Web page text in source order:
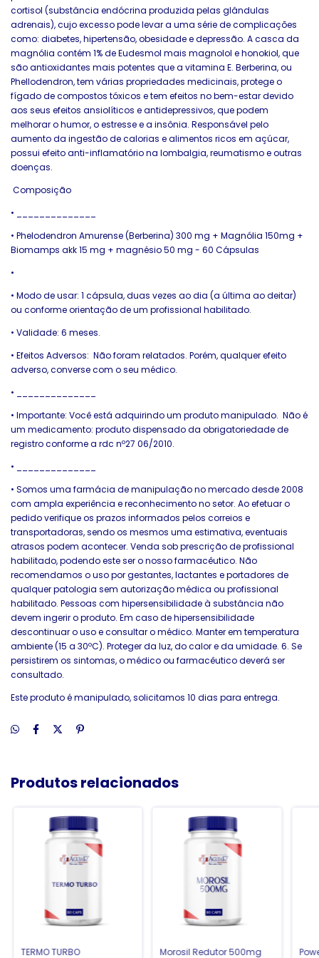
cortisol (substância endócrina produzida pelas glândulas
adrenais), cujo excesso pode levar a uma série de complicações
como: diabetes, hipertensão, obesidade e depressão. A casca da
magnólia contém 1% de Eudesmol mais magnolol e honokiol, que
são antioxidantes mais potentes que a vitamina E. Berberina, ou
Phellodendron, tem várias propriedades medicinais, protege o
fígado de compostos tóxicos e tem efeitos no bem-estar devido
aos seus efeitos ansiolíticos e antidepressivos, que podem
melhorar o humor, o estresse e a insônia. Responsável pelo
aumento da ingestão de calorias e alimentos ricos em açúcar,
possui efeito anti-inflamatório na lombalgia, reumatismo e outras
doenças.
Composição
•
• Phelodendron Amurense (Berberina) 300 mg + Magnólia 150mg +
Biomamps akk 15 mg + magnésio 50 mg - 60 Cápsulas
•
• Modo de usar: 1 cápsula, duas vezes ao dia (a última ao deitar)
ou conforme orientação de um profissional habilitado.
• Validade: 6 meses.
• Efeitos Adversos: Não foram relatados. Porém, qualquer efeito
adverso, converse com o seu médico.
•
• Importante: Você está adquirindo um produto manipulado. Não é
um medicamento: produto dispensado da obrigatoriedade de
registro conforme a rdc nº27 06/2010.
•
• Somos uma farmácia de manipulação no mercado desde 2008
com ampla experiência e reconhecimento no setor. Ao efetuar o
pedido verifique os prazos informados pelos correios e
transportadoras, sendo os mesmos uma estimativa, eventuais
atrasos podem acontecer. Venda sob prescrição de profissional
habilitado, podendo este ser o nosso farmacêutico. Não
recomendamos o uso por gestantes, lactantes e portadores de
qualquer patologia sem autorização médica ou profissional
habilitado. Pessoas com hipersensibilidade à substância não
devem ingerir o produto. Em caso de hipersensibilidade
descontinuar o uso e consultar o médico. Manter em temperatura
ambiente (15 a 30ºC). Proteger da luz, do calor e da umidade. 6. Se
persistirem os sintomas, o médico ou farmacêutico deverá ser
consultado.
Este produto é manipulado, solicitamos 10 dias para entrega.
Produtos relacionados
TERMO TURBO
Morosil Redutor 500mg